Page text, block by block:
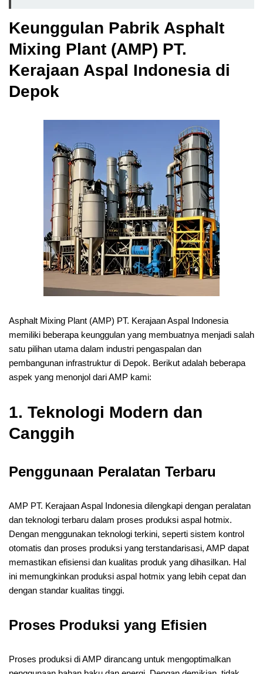
Keunggulan Pabrik Asphalt
Mixing Plant (AMP) PT.
Kerajaan Aspal Indonesia di
Depok
Asphalt Mixing Plant (AMP) PT. Kerajaan Aspal Indonesia
memiliki beberapa keunggulan yang membuatnya menjadi salah
satu pilihan utama dalam industri pengaspalan dan
pembangunan infrastruktur di Depok. Berikut adalah beberapa
aspek yang menonjol dari AMP kami:
1. Teknologi Modern dan
Canggih
Penggunaan Peralatan Terbaru
AMP PT. Kerajaan Aspal Indonesia dilengkapi dengan peralatan
dan teknologi terbaru dalam proses produksi aspal hotmix.
Dengan menggunakan teknologi terkini, seperti sistem kontrol
otomatis dan proses produksi yang terstandarisasi, AMP dapat
memastikan efisiensi dan kualitas produk yang dihasilkan. Hal
ini memungkinkan produksi aspal hotmix yang lebih cepat dan
dengan standar kualitas tinggi.
Proses Produksi yang Efisien
Proses produksi di AMP dirancang untuk mengoptimalkan